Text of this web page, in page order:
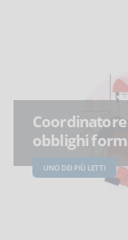
Coordinatore
obblighi
UNO DEI PIÙ LETTI